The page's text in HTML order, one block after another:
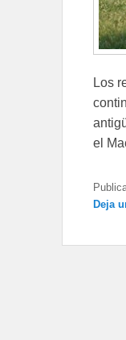
Los
el
Deja